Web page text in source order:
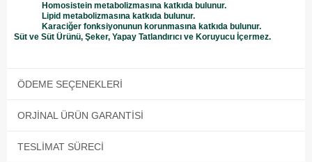
Homosistein metabolizmasına katkıda bulunur.
Lipid metabolizmasına katkıda bulunur.
Karaciğer fonksiyonunun korunmasına katkıda bulunur.
Süt ve Süt Ürünü, Şeker, Yapay Tatlandırıcı ve Koruyucu İçermez.
ÖDEME SEÇENEKLERI
ORJINAL ÜRÜN GARANTISI
TESLIMAT SÜRECI